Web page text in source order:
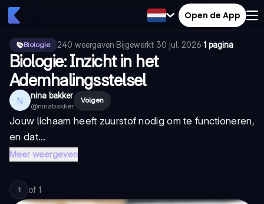
Open de App
Biologie 240 weergaven·Bijgewerkt 30 jul. 2026·1 pagina
Biologie: Inzicht in het
Ademhalingsstelsel
N nina bakker
@ninabakker
Volgen
Jouw lichaam heeft zuurstof nodig om te functioneren,
en dat...
Meer weergeven
1 of 1